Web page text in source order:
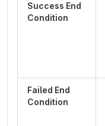
Success End
Condition
Failed End
Condition